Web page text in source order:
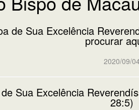
de Sua Excelência
procurar
2020/09/
Sua Excelência
28:5)